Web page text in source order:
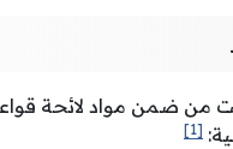
من ضمن مواد لائحة
[1]